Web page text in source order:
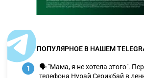
ПОПУЛЯРНОЕ В НАШЕМ
1
🗣 "Мама, я не хотела этого".
телефона Нурай Серикбай в